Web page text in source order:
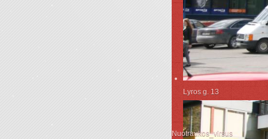
Lyros g. 13
Nuotraukos_virsus